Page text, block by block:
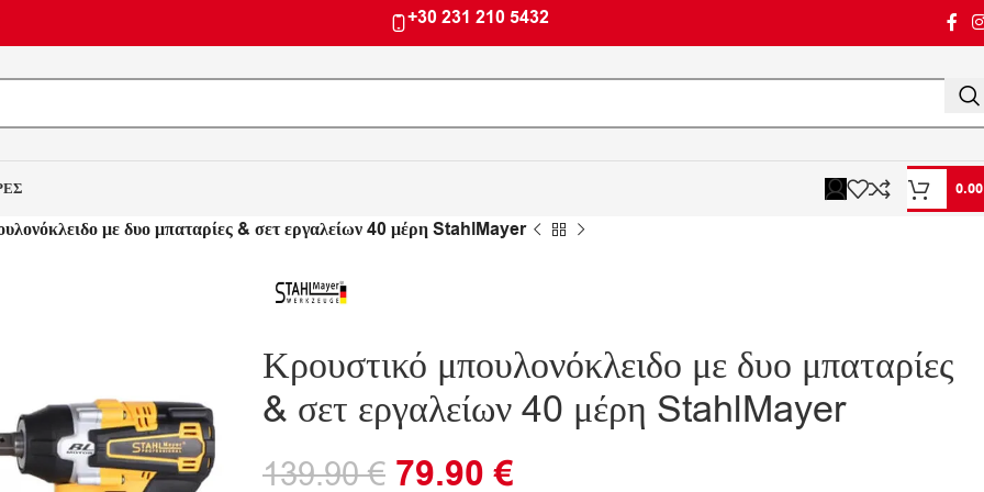
+30 231 210 5432
με δυο μπαταρίες & σετ εργαλείων 40 μέρη StahlMayer
Κρουστικό μπουλονόκλειδο με δυο μπαταρίες
& σετ εργαλείων 40 μέρη StahlMayer
139.90€ 79.90€